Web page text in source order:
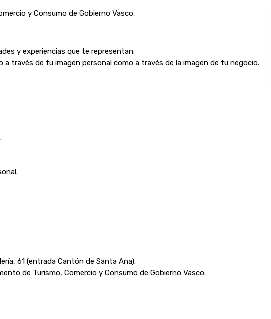
y Consumo de Gobierno Vasco.
y experiencias que te representan.
través de tu imagen personal como a través de la imagen de tu negocio.
61 (entrada Cantón de Santa Ana).
de Turismo, Comercio y Consumo de Gobierno Vasco.